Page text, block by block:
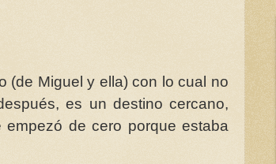
(de Miguel y ella) con lo cual no
es un destino cercano,
de cero porque estaba